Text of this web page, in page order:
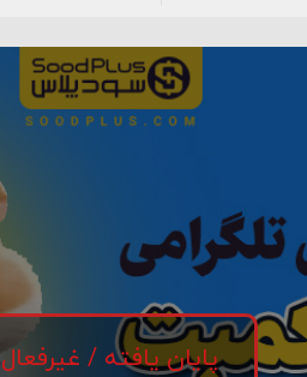
پایان یافته / غیرفعال